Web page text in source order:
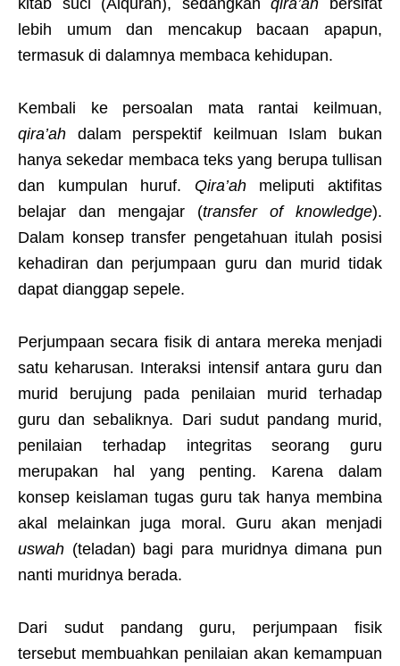
kitab suci (Alquran), sedangkanqira’ah bersifat
lebih umum dan mencakup bacaan apapun,
termasuk di dalamnya membaca kehidupan.
Kembali ke persoalan mata rantai keilmuan,
qira’ah dalam perspektif keilmuan Islam bukan
hanya sekedar membaca teks yang berupa tullisan
dan kumpulan huruf. Qira’ahmeliputi aktifitas
belajar dan mengajar (transfer of knowledge).
Dalam konsep transfer pengetahuan itulah posisi
kehadiran dan perjumpaan guru dan murid tidak
dapat dianggap sepele.
Perjumpaan secara fisik di antara mereka menjadi
satu keharusan. Interaksi intensif antara guru dan
murid berujung pada penilaian murid terhadap
guru dan sebaliknya. Dari sudut pandang murid,
penilaian terhadap integritas seorang guru
merupakan hal yang penting. Karena dalam
konsep keislaman tugas guru tak hanya membina
akal melainkan juga moral. Guru akan menjadi
uswah (teladan) bagi para muridnya dimana pun
nanti muridnya berada.
Dari sudut pandang guru, perjumpaan fisik
tersebut membuahkan penilaian akan kemampuan